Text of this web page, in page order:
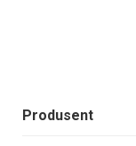
Produsent